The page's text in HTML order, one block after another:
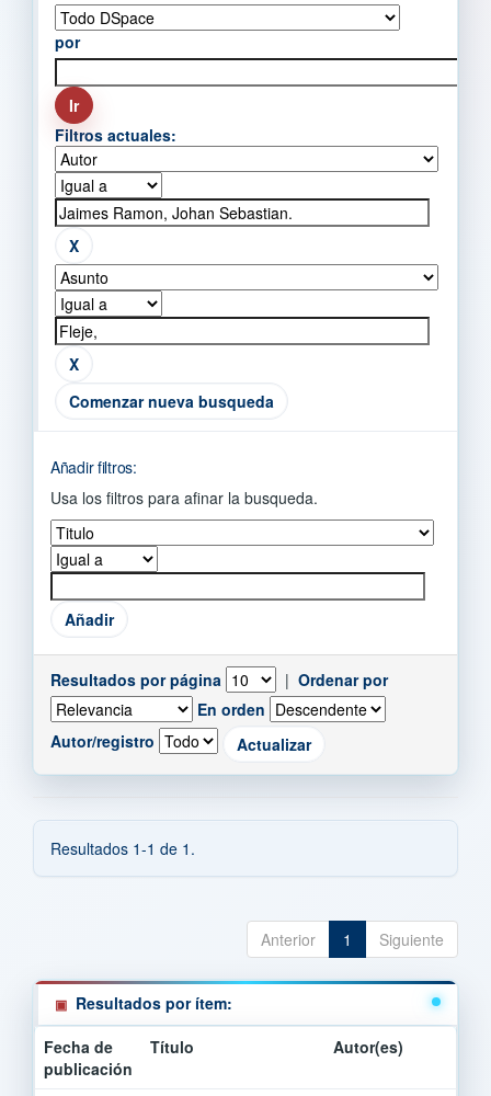
por
Filtros actuales:
Comenzar nueva busqueda
Añadir filtros:
Usa los filtros para afinar la busqueda.
Resultados por página | Ordenar por
En orden
Autor/registro
Resultados 1-1 de 1.
Anterior 1 Siguiente
Resultados por ítem:
Fecha de
publicación
Título Autor(es)